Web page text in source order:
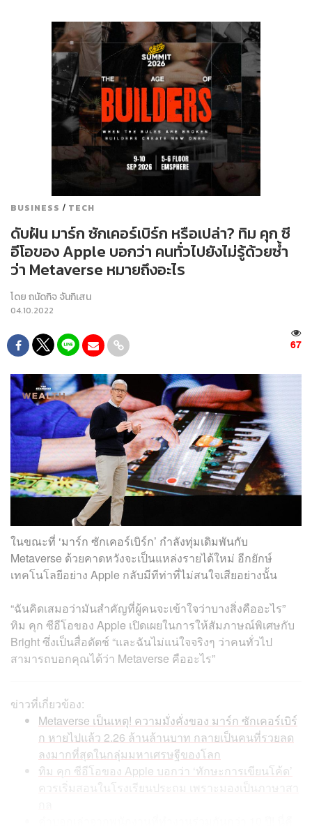
BUSINESS / TECH
ดับฝัน มาร์ก ซักเคอร์เบิร์ก หรือเปล่า? ทิม คุก ซี
อีโอของ Apple บอกว่า คนทั่วไปยังไม่รู้ด้วยซ้ำ
ว่า Metaverse หมายถึงอะไร
โดยถนัดกิจ จันกิเสน
04.10.2022
67
ในขณะที่ ‘มาร์ก ซักเคอร์เบิร์ก’ กำลังทุ่มเดิมพันกับ
Metaverse ด้วยคาดหวังจะเป็นแหล่งรายได้ใหม่ อีกยักษ์
เทคโนโลยีอย่าง Apple กลับมีทีท่าที่ไม่สนใจเสียอย่างนั้น
“ฉันคิดเสมอว่ามันสำคัญที่ผู้คนจะเข้าใจว่าบางสิ่งคืออะไร”
ทิม คุก ซีอีโอของ Apple เปิดเผยในการให้สัมภาษณ์พิเศษกับ
Bright ซึ่งเป็นสื่อดัตช์ “และฉันไม่แน่ใจจริงๆ ว่าคนทั่วไป
สามารถบอกคุณได้ว่า Metaverse คืออะไร”
ข่าวที่เกี่ยวข้อง:
Metaverse เป็นเหตุ! ความมั่งคั่งของ มาร์ก ซักเคอร์เบิร์
ก หายไปแล้ว 2.26 ล้านล้านบาท กลายเป็นคนที่รวยลด
ลงมากที่สุดในกลุ่มมหาเศรษฐีของโลก
ทิม คุก ซีอีโอของ Apple บอกว่า ‘ทักษะการเขียนโค้ด’
ควรเริ่มสอนในโรงเรียนประถม เพราะมองเป็นภาษาสา